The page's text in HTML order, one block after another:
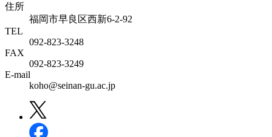
住所
福岡市早良区西新6-2-92
TEL
092-823-3248
FAX
092-823-3249
E-mail
koho@seinan-gu.ac.jp